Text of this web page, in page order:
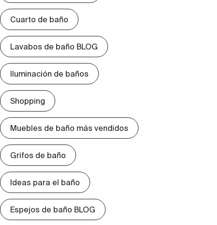
Cuarto de baño
Lavabos de baño BLOG
Iluminación de baños
Shopping
Muebles de baño más vendidos
Grifos de baño
Ideas para el baño
Espejos de baño BLOG